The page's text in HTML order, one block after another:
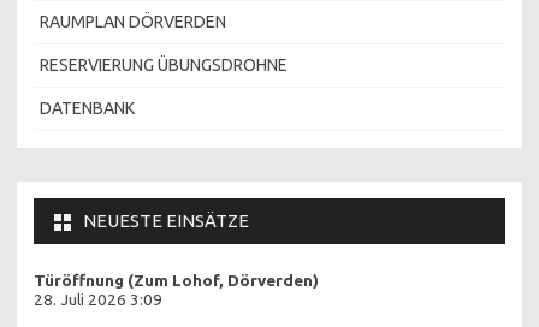
RAUMPLAN DÖRVERDEN
RESERVIERUNG ÜBUNGSDROHNE
DATENBANK
NEUESTE EINSÄTZE
Türöffnung (Zum Lohof, Dörverden)
28. Juli 2026 3:09